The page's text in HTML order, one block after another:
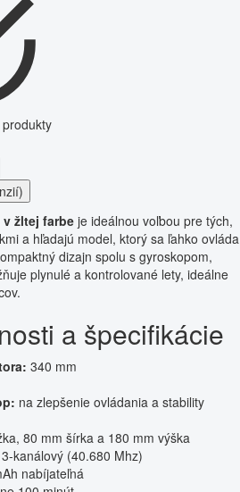
v žltej farbe je ideálnou voľbou pre tých,
a hľadajú model, ktorý sa ľahko ovláda
dizajn spolu s gyroskopom,
plynulé a kontrolované lety, ideálne
a špecifikácie
340 mm
na zlepšenie ovládania a stability
80 mm šírka a 180 mm výška
kanálový (40.680 Mhz)
nabíjateľná